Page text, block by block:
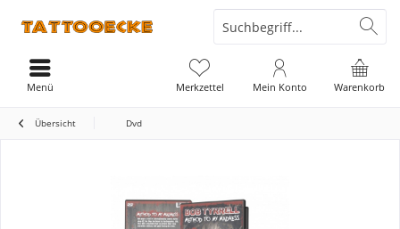
Warenkorb
Merkzettel Mein Konto
Menü
Übersicht Dvd